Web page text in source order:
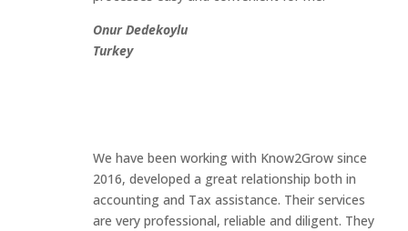
Onur Dedekoylu
Turkey
We have been working with Know2Grow since
2016, developed a great relationship both in
accounting and Tax assistance. Their services
are very professional, reliable and diligent. They